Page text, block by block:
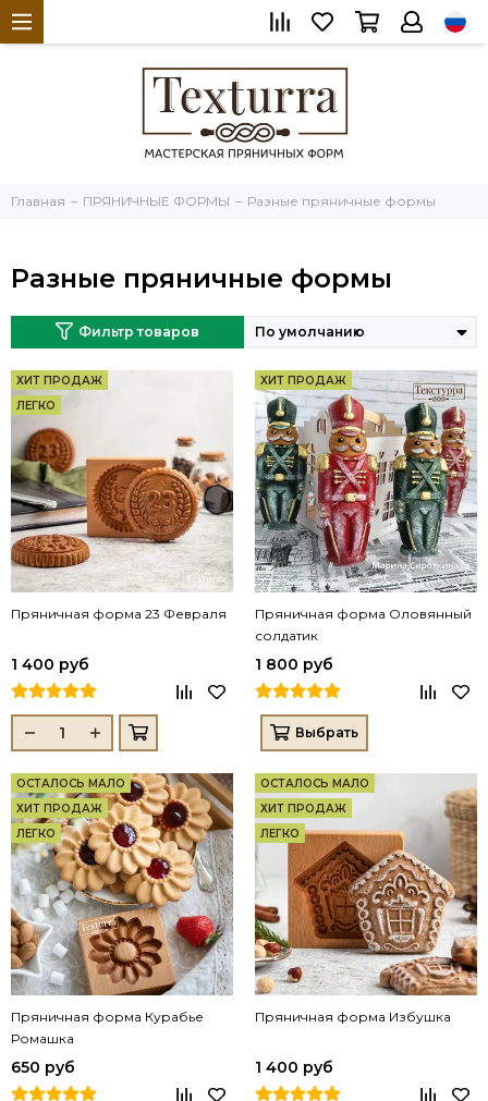
Главная ПРЯНИЧНЫЕ ФОРМЫ Разные пряничные формы
Разные пряничные формы
Фильтр товаров
ХИТ ПРОДАЖ
ЛЕГКО
Пряничная форма 23 Февраля
1 400 руб
ХИТ ПРОДАЖ
Пряничная форма Оловянный
солдатик
1 800 руб
Выбрать
ОСТАЛОСЬ МАЛО
ХИТ ПРОДАЖ
ЛЕГКО
Пряничная форма Курабье
Ромашка
650 руб
ОСТАЛОСЬ МАЛО
ХИТ ПРОДАЖ
ЛЕГКО
Пряничная форма Избушка
1 400 руб